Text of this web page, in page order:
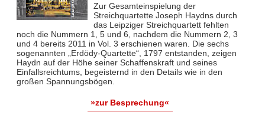
Zur Gesamteinspielung der
Streichquartette Joseph Haydns durch
das Leipziger Streichquartett fehlten
noch die Nummern 1, 5 und 6, nachdem die Nummern 2, 3
und 4 bereits 2011 in Vol. 3 erschienen waren. Die sechs
sogenannten „Erdödy-Quartette“, 1797 entstanden, zeigen
Haydn auf der Höhe seiner Schaffenskraft und seines
Einfallsreichtums, begeisternd in den Details wie in den
großen Spannungsbögen.
»zur Besprechung«